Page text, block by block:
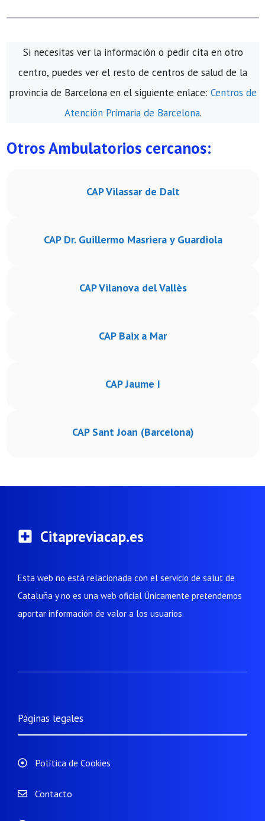
Si necesitas ver la información o pedir cita en otro
centro, puedes ver el resto de centros de salud de la
provincia de Barcelona en el siguiente enlace: Centros de
Atención Primaria de Barcelona.
Otros Ambulatorios cercanos:
CAP Vilassar de Dalt
CAP Dr. Guillermo Masriera y Guardiola
CAP Vilanova del Vallès
CAP Baix a Mar
CAP Jaume I
CAP Sant Joan (Barcelona)
Citapreviacap.es
Esta web no está relacionada con el servicio de salut de
Cataluña y no es una web oficial Únicamente pretendemos
aportar información de valor a los usuarios.
Páginas legales
Política de Cookies
Contacto